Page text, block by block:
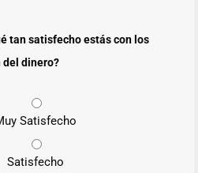
tan satisfecho estás con los
dinero?
Satisfecho
Satisfecho